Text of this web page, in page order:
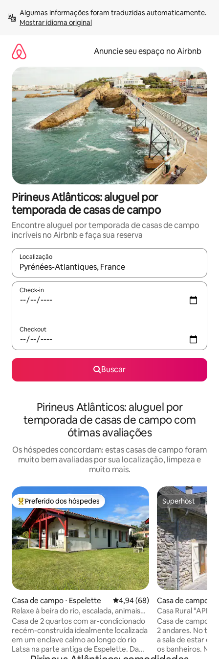
para
Mostrar idioma original
Anuncie seu espaço no Airbnb
Pirineus Atlânticos: aluguel por
temporada de casas de campo
Encontre aluguel por temporada de casas de campo
incríveis no Airbnb e faça sua reserva
Localização
Quando os resultados estiverem disponíveis, explore-os
Check-in
Checkout
Buscar
Pirineus Atlânticos: aluguel por
temporada de casas de campo com
ótimas avaliações
Os hóspedes concordam: estas casas de campo foram
muito bem avaliadas por sua localização, limpeza e
muito mais.
Entre os melhores preferidos dos hóspedes
Preferido dos hóspedes
Casa de campo ⋅ Espelette 4,94 de uma avaliação média
4,94 (68)
Relaxe à beira do rio, escalada, animais
de estimação, caminhada até o vilarejo,
estacionamento
Casa de 2 quartos com ar-condicionado
recém-construída idealmente localizada
em um enclave calmo ao longo do rio
Latsa na parte antiga de Espelette. Da
Superhost
Superhost
Casa de campo ⋅
Casa Rural
franceses
Casa de campo
2 andares. No térreo você vai encontrar
a sala de estar e
os banheiros. No